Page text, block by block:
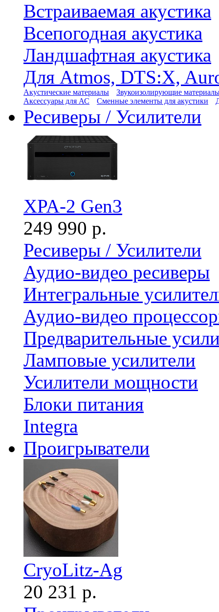
Встраиваемая акустика
Всепогодная акустика
Ландшафтная акустика
Для Atmos, DTS:X,
Акустические материалы
Звукоизолирующие
Аксессуары для АС
Сменные элементы для акустики
Ресиверы / Усилители
XPA-2 Gen3
249 990 р.
Ресиверы / Усилители
Аудио-видео ресиверы
Интегральные
Аудио-видео
Предварительные
Ламповые усилители
Усилители мощности
Блоки питания
Integra
Проигрыватели
CryoLitz-Ag
20 231 р.